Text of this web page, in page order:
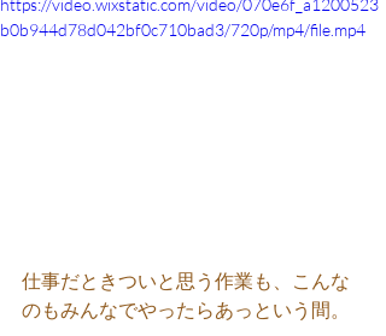
b0b944d78d042bf0c710bad3/720p/mp4/file.mp4
仕事だときついと思う作業も、こんな
のもみんなでやったらあっという間。